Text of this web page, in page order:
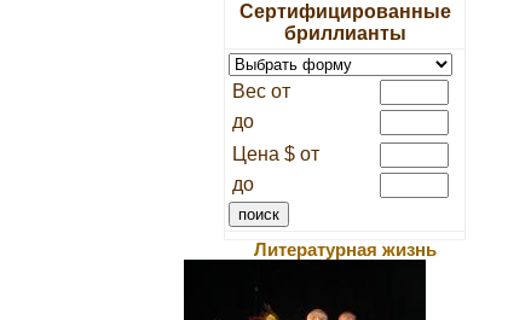
Сертифицированные
бриллианты
Вес от
до
Цена $ от
до
Литературная жизнь